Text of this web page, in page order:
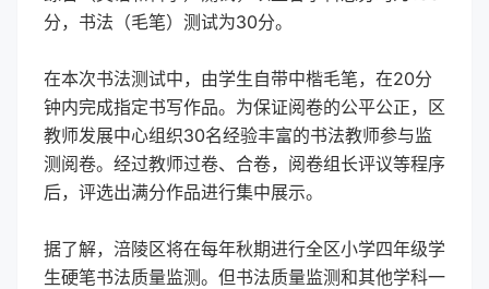
分，书法（毛笔）测试为30分。
在本次书法测试中，由学生自带中楷毛笔，在20分
钟内完成指定书写作品。为保证阅卷的公平公正，区
教师发展中心组织30名经验丰富的书法教师参与监
测阅卷。经过教师过卷、合卷，阅卷组长评议等程序
后，评选出满分作品进行集中展示。
据了解，涪陵区将在每年秋期进行全区小学四年级学
生硬笔书法质量监测。但书法质量监测和其他学科一